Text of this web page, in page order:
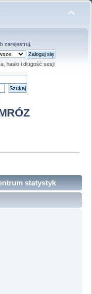
zarejestruj.
hasło i długość sesji
statystyk